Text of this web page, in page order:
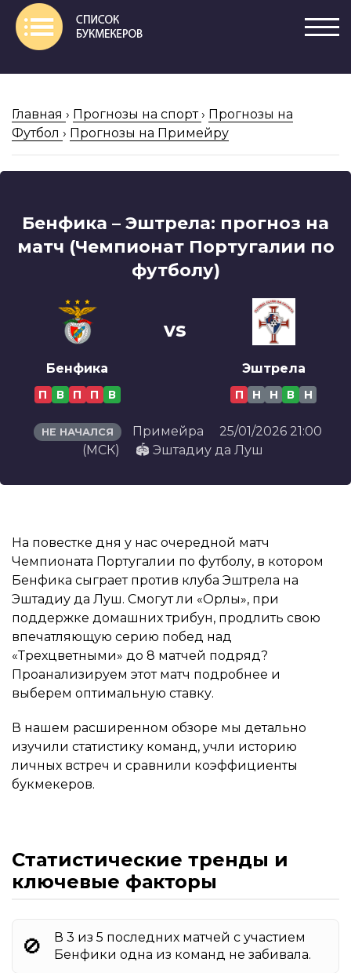
Главная › Прогнозы на спорт › Прогнозы на
Футбол › Прогнозы на Примейру
Бенфика – Эштрела: прогноз на
матч (Чемпионат Португалии по
футболу)
Бенфика
П В П П В
vs
Эштрела
П Н Н В Н
НЕ НАЧАЛСЯ Примейра
25/01/2026 21:00
(МСК)
🏟️ Эштадиу да Луш
На повестке дня у нас очередной матч
Чемпионата Португалии по футболу, в котором
Бенфика сыграет против клуба Эштрела на
Эштадиу да Луш. Смогут ли «Орлы», при
поддержке домашних трибун, продлить свою
впечатляющую серию побед над
«Трехцветными» до 8 матчей подряд?
Проанализируем этот матч подробнее и
выберем оптимальную ставку.
В нашем расширенном обзоре мы детально
изучили статистику команд, учли историю
личных встреч и сравнили коэффициенты
букмекеров.
Статистические тренды и
ключевые факторы
🚫
В 3 из 5 последних матчей с участием
Бенфики одна из команд не забивала.